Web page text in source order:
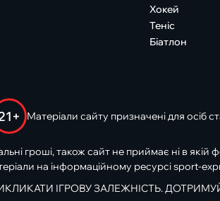
Хокей
Теніс
Біатлон
Матеріали сайту призначені для осіб
гроші, також сайт не приймає ні в якій
на інформаційному ресурсі sport-
ІГРОВУ ЗАЛЕЖНІСТЬ.